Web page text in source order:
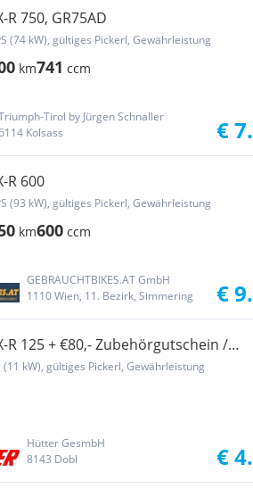
R 750, GR75AD
(74 kW), gültiges Pickerl, Gewährleistung
km741 ccm
Tirol by Jürgen Schnaller
Kolsass
€
R 600
(93 kW), gültiges Pickerl, Gewährleistung
km600 ccm
GEBRAUCHTBIKES.AT GmbH
1110 Wien, 11. Bezirk, Simmering
€
R 125 + €80,- Zubehörgutschein /
(11 kW), gültiges Pickerl, Gewährleistung
Hütter GesmbH
8143 Dobl
€